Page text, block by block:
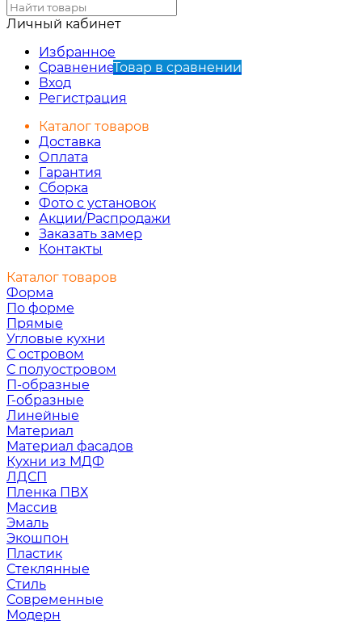
Личный кабинет
Избранное
СравнениеТовар в сравнении
Вход
Регистрация
Каталог товаров
Доставка
Оплата
Гарантия
Сборка
Фото с установок
Акции/Распродажи
Заказать замер
Контакты
Каталог товаров
Форма
По форме
Прямые
Угловые кухни
С островом
С полуостровом
П-образные
Г-образные
Линейные
Материал
Материал фасадов
Кухни из МДФ
ЛДСП
Пленка ПВХ
Массив
Эмаль
Экошпон
Пластик
Стеклянные
Стиль
Современные
Модерн